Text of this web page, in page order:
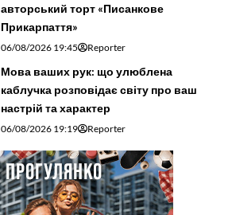
авторський торт «Писанкове
Прикарпаття»
06/08/2026 19:45 Reporter
Мова ваших рук: що улюблена
каблучка розповідає світу про ваш
настрій та характер
06/08/2026 19:19 Reporter